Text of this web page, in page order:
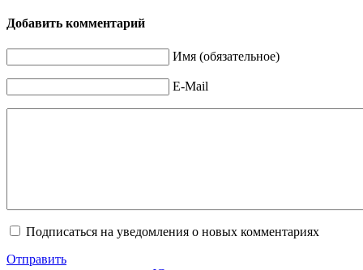
Добавить комментарий
Имя (обязательное)
E-Mail
Подписаться на уведомления о новых комментариях
Отправить